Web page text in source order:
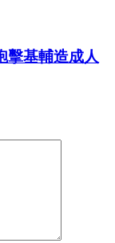
擊基輔造成人